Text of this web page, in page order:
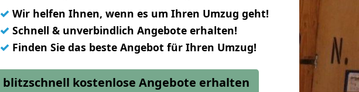
✓ Wir helfen Ihnen, wenn es um Ihren Umzug geht!
✓ Schnell & unverbindlich Angebote erhalten!
✓ Finden Sie das beste Angebot für Ihren Umzug!
blitzschnell kostenlose Angebote erhalten